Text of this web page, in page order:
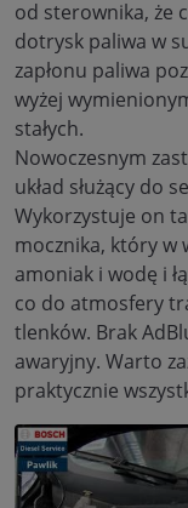
od sterownika, że
dotrysk paliwa w
zapłonu paliwa
wyżej
stałych.
Nowoczesnym
układ służący do
Wykorzystuje on
mocznika, który w
amoniak i wodę i
co do atmosfery
tlenków. Brak
awaryjny. Warto
praktycznie